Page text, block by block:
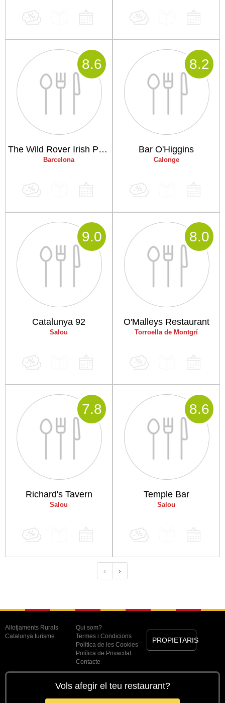
The Wild Rover Irish Pub Barcelona
Barcelona
8.6
Bar O'Higgins
Calonge
8.2
Catalunya 92
Salou
9.0
O'Malleys Restaurant
Torroella de Montgrí
8.0
Richard's Tavern
Salou
7.8
Temple Bar
Salou
8.6
‹ ›
Allotjaments Rurals
Catalunya turisme
Qui som?
Termes i Condicions
Política de les Cookies
Política de Privacitat
Contacte
PROPIETARIS
Vols afegir el teu restaurant?